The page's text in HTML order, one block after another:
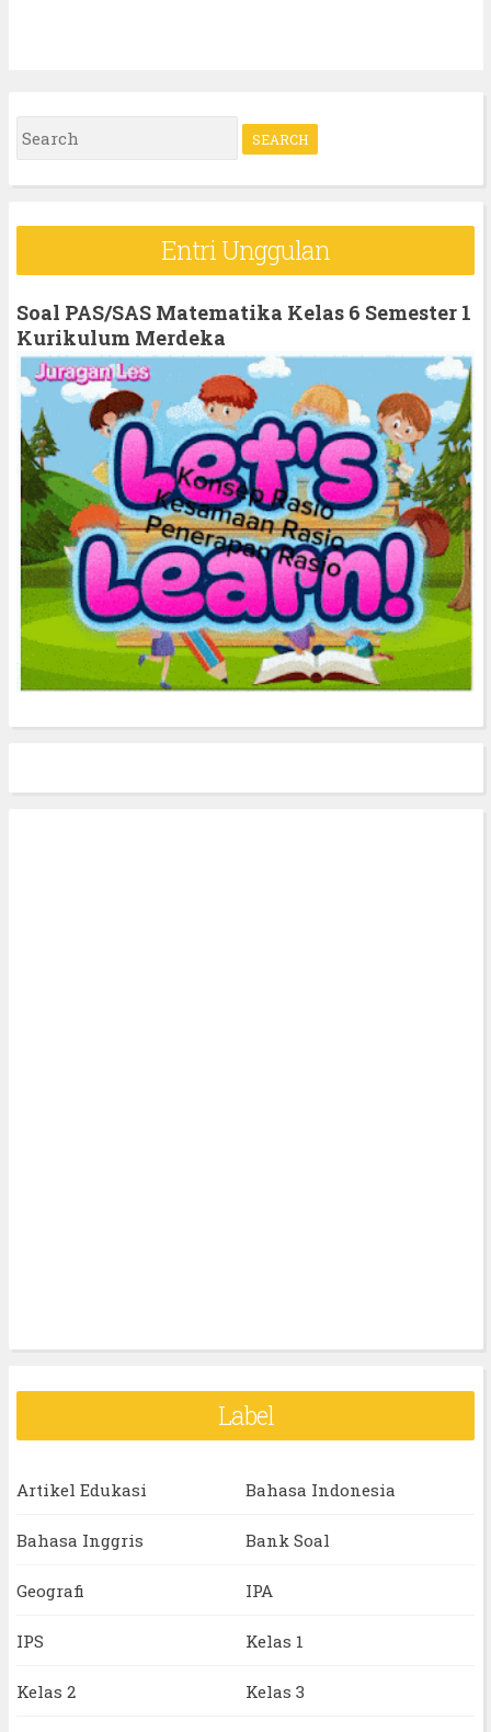
S
e
r
f
o
r
Entri Unggulan
Soal PAS/SAS Matematika Kelas 6 Semester 1
Kurikulum Merdeka
Label
Artikel Edukasi Bahasa Indonesia
Bahasa Inggris Bank Soal
Geografi IPA
IPS Kelas 1
Kelas 2 Kelas 3